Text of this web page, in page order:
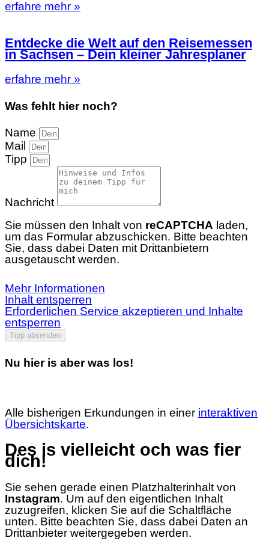
erfahre mehr »
Entdecke die Welt auf den Reisemessen
in Sachsen – Dein kleiner Jahresplaner
erfahre mehr »
Was fehlt hier noch?
Name
Mail
Tipp
Nachricht
Sie müssen den Inhalt von reCAPTCHA laden,
um das Formular abzuschicken. Bitte beachten
Sie, dass dabei Daten mit Drittanbietern
ausgetauscht werden.
Mehr Informationen
Inhalt entsperren
Erforderlichen Service akzeptieren und Inhalte
entsperren
Tipp absenden
Nu hier is aber was los!
Alle bisherigen Erkundungen in einer interaktiven
Übersichtskarte.
Des is vielleicht och was fier
dich!
Sie sehen gerade einen Platzhalterinhalt von
Instagram. Um auf den eigentlichen Inhalt
zuzugreifen, klicken Sie auf die Schaltfläche
unten. Bitte beachten Sie, dass dabei Daten an
Drittanbieter weitergegeben werden.